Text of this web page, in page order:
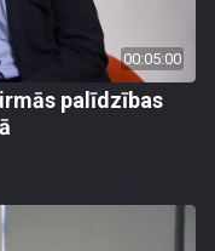
00:05:00
palīdzības